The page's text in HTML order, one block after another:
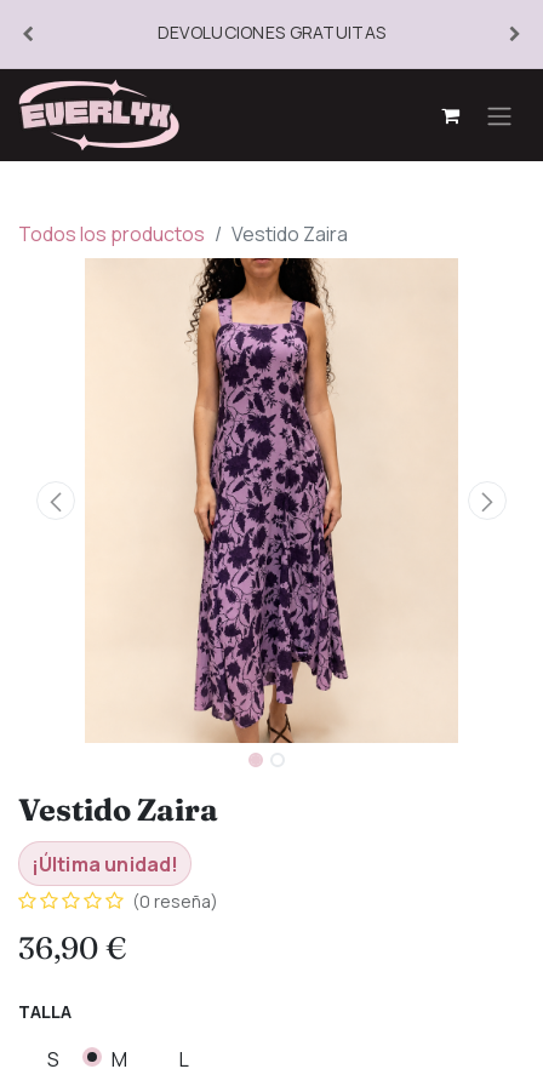
DEVOLUCIONES GRATUITAS
Todos los productos Vestido Zaira
Vestido Zaira
¡Última unidad!
(0 reseña)
36,90€
TALLA
S M L